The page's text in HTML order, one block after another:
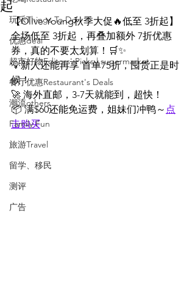
玩乐Things To Do
优惠deal
超市好物Editors' Picks | supermarket
餐厅优惠Restaurant's Deals
潮流others
Family Fun
旅游Travel
留学、移民
测评
广告
起
【Olive Young秋季大促🔥低至 3折起】
全场低至 3折起，再叠加额外 7折优惠
券，真的不要太划算！🛒✨
💡新人还能再享 首单75折，囤货正是时
候！
🚀 海外直邮，3-7天就能到，超快！
📦 满$60还能免运费，姐妹们冲鸭～ 点
击购买